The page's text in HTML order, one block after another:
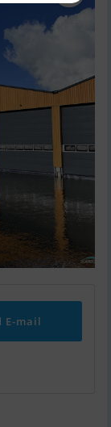
E-mail